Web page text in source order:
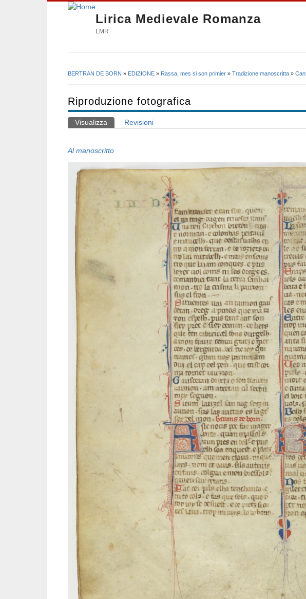
Lirica Medievale Romanza
LMR
BERTRAN DE BORN » EDIZIONE » Rassa, mes si son primier » Tradizione manoscritta »
Riproduzione fotografica
Schede primarie
Visualizza (scheda attiva)
Revisioni
Al manoscritto